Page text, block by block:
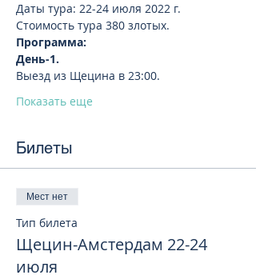
Даты тура: 22-24 июля 2022 г.
Стоимость тура 380 злотых.
Программа:
День-1.
Выезд из Щецина в 23:00.
Показать еще
Билеты
Мест нет
Тип билета
Щецин-Амстердам 22-24
июля